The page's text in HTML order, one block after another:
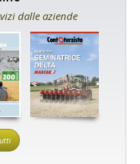
dalle aziende